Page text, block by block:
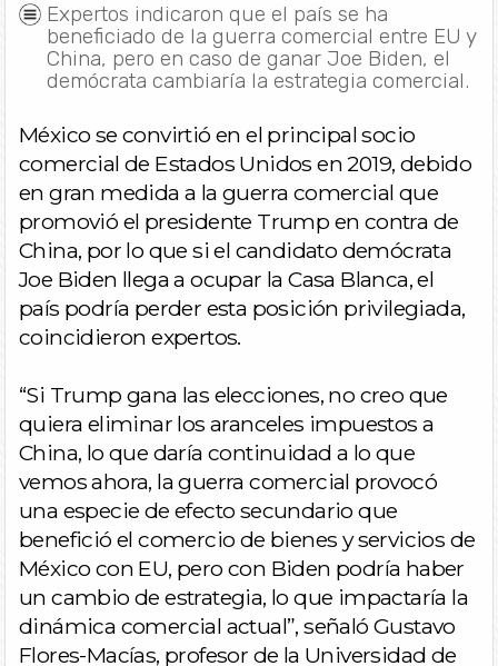
Expertos indicaron que el país se ha
beneficiado de la guerra comercial entre EU y
China, pero en caso de ganar Joe Biden, el
demócrata cambiaría la estrategia comercial.
México se convirtió en el principal socio
comercial de Estados Unidos en 2019, debido
en gran medida a la guerra comercial que
promovió el presidente Trump en contra de
China, por lo que si el candidato demócrata
Joe Biden llega a ocupar la Casa Blanca, el
país podría perder esta posición privilegiada,
coincidieron expertos.
“Si Trump gana las elecciones, no creo que
quiera eliminar los aranceles impuestos a
China, lo que daría continuidad a lo que
vemos ahora, la guerra comercial provocó
una especie de efecto secundario que
benefició el comercio de bienes y servicios de
México con EU, pero con Biden podría haber
un cambio de estrategia, lo que impactaría la
dinámica comercial actual”, señaló Gustavo
Flores-Macías, profesor de la Universidad de